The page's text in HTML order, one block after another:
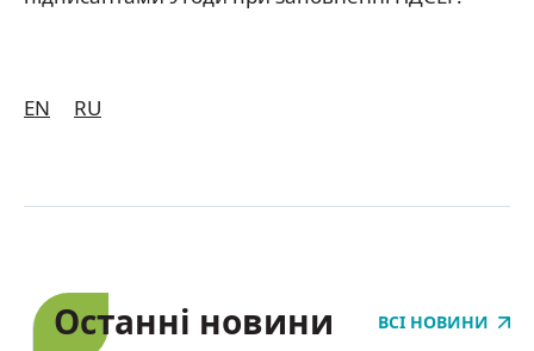
EN RU
Останні новини ВСІ НОВИНИ